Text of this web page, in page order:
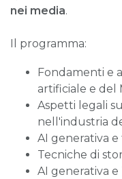
nei media.
Il programma:
Fondamenti e
artificiale e del
Aspetti legali
nell'industria
AI generativa
Tecniche di
AI generativa e